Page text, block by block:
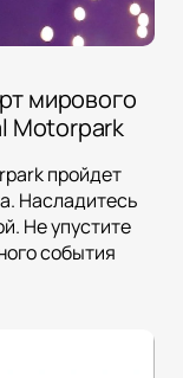
мирового
Motorpark
пройдет
Насладитесь
Не упустите
события